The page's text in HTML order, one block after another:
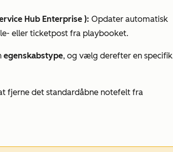
Hub Enterprise ): Opdater automatisk
eller ticketpost fra playbooket.
egenskabstype, og vælg derefter en specifik
fjerne det standardåbne notefelt fra